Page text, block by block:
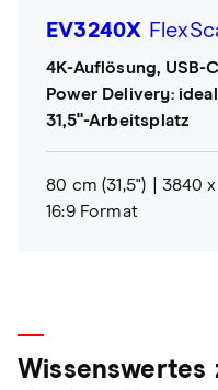
EV3240X
4K-Auflösung, USB-
Power Delivery:
31,5"-Arbeitsplatz
80 cm (31,5")
3840 x
16:9 Format